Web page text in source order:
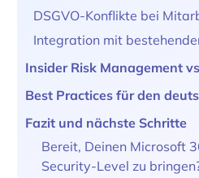
DSGVO-Konflikte bei
Integration mit
Insider Risk Management
Best Practices für den
Fazit und nächste Schritte
Bereit, Deinen Microsoft
Security-Level zu